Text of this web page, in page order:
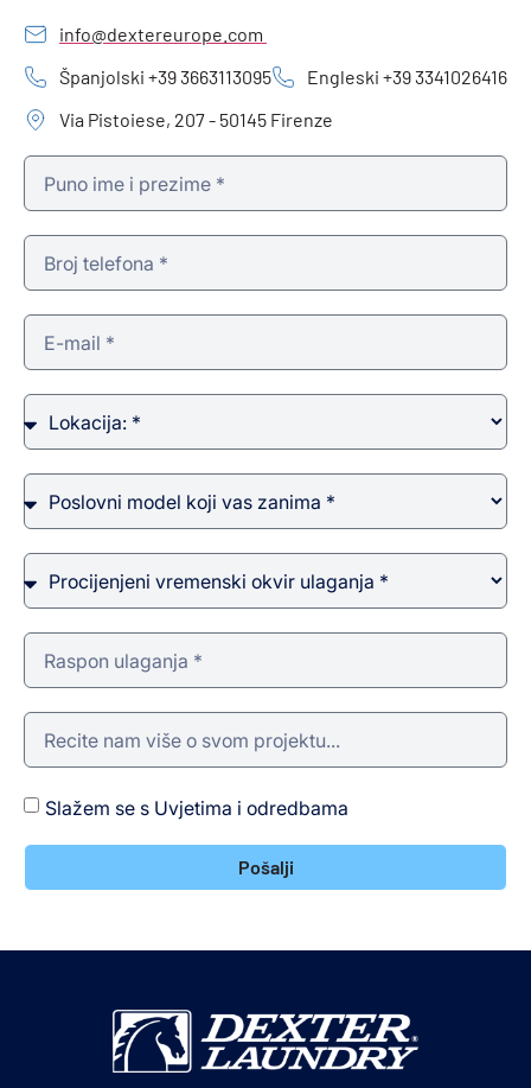
info@dextereurope.com
Španjolski +39 3663113095
Engleski +39 3341026416
Via Pistoiese, 207 - 50145 Firenze
Slažem se s Uvjetima i odredbama
Pošalji